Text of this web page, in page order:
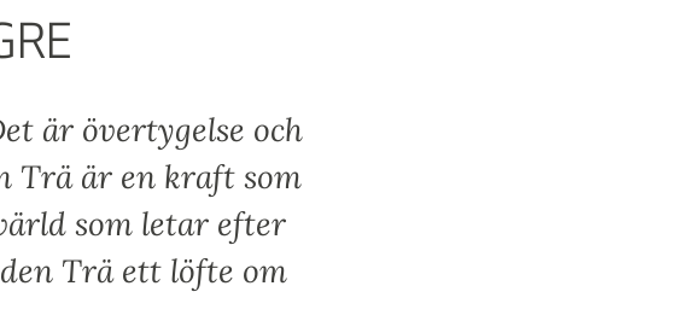
är övertygelse och
Trä är en kraft som
som letar efter
Trä ett löfte om